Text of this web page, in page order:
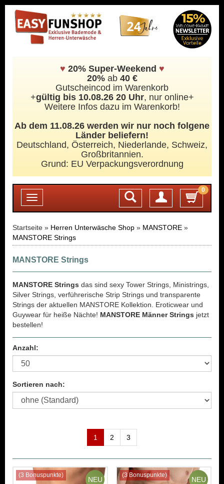
♥ 20% Super-Weekend ♥
20%ab 40 €
Gutscheincod im Warenkorb
+gültig bis 10.08.26 20 Uhr, nur online+
Weitere Infos dazu im Warenkorb!
Ab dem 11.08.26 werden wir nur noch folgene
Länder beliefern!
Deutschland, Österreich, Niederlande, Schweiz,
Großbritannien.
Grund: EU Verpackungsverordnung
Toggle
navigation
0
Login
Startseite » Herren Unterwäsche Shop » MANSTORE »
MANSTORE Strings
MANSTORE Strings
MANSTORE Strings das sind sexy Tower Strings, Ministrings,
Silver Strings, verführerische Strip Strings und transparente
Strings der aktuellen MANSTORE Kollektion. Eroticwear und
Guywear für heiße Nächte! MANSTORE Männer Strings jetzt
bestellen!
Anzahl:
Sortieren nach:
1 2 3
NEU
(3 Bonuspunkte)
NEU
(3 Bonuspunkte)